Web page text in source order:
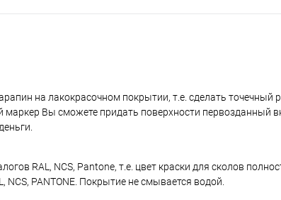
на лакокрасочном покрытии, т.е. сделать точечный
Вы сможете придать поверхности первозданный
RAL, NCS, Pantone, т.е. цвет краски для сколов
NCS, PANTONE. Покрытие не смывается водой.